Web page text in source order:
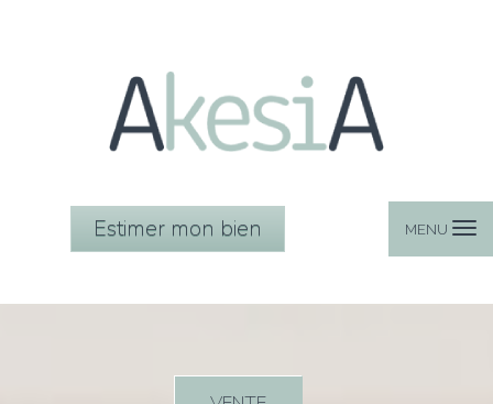
MENU
Estimer mon bien